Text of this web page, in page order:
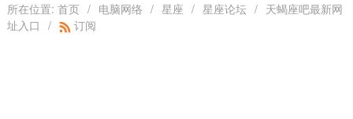
所在位置: 首页 / 电脑网络 / 星座 / 星座论坛 / 天蝎座吧最新网
址入口 / 订阅